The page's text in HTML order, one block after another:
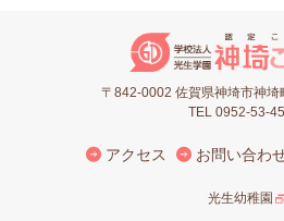
〒842-0002 佐賀県神埼市神埼
TEL 0952-53-
アクセス お問い合わ
光生幼稚園